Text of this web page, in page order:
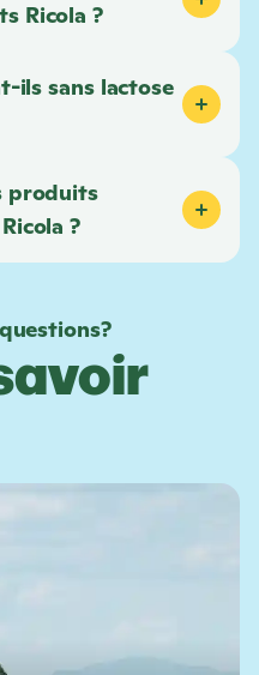
Ricola ?
ils sans lactose
produits
Ricola ?